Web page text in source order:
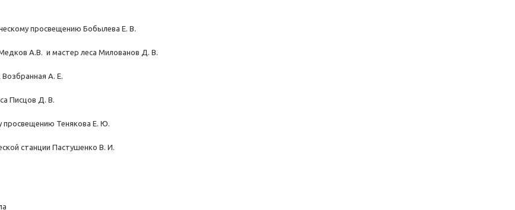
просвещению Бобылева Е. В.
А.В. и мастер леса Милованов Д. В.
Возбранная А. Е.
Писцов Д. В.
просвещению Тенякова Е. Ю.
станции Пастушенко В. И.